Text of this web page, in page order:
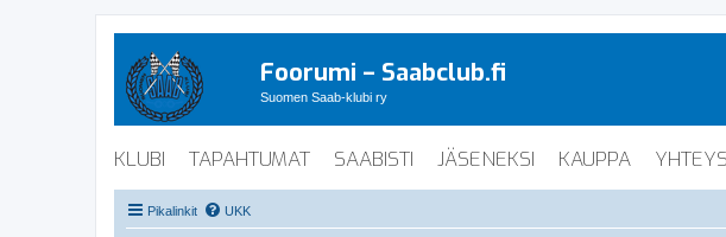
Foorumi – Saabclub.fi
Suomen Saab-klubi ry
KLUBI TAPAHTUMAT SAABISTI JÄSENEKSI KAUPPA
Pikalinkit UKK